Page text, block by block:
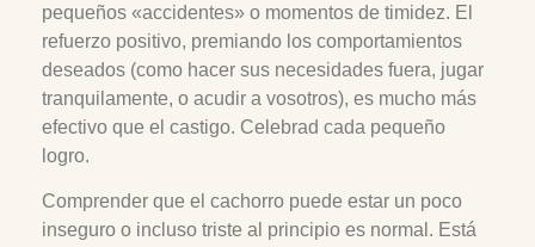
pequeños «accidentes» o momentos de timidez. El
refuerzo positivo, premiando los comportamientos
deseados (como hacer sus necesidades fuera, jugar
tranquilamente, o acudir a vosotros), es mucho más
efectivo que el castigo. Celebrad cada pequeño
logro.
Comprender que el cachorro puede estar un poco
inseguro o incluso triste al principio es normal. Está